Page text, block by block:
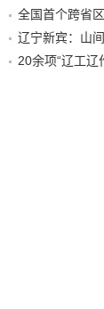
辽宁新宾：山
20余项“辽工辽